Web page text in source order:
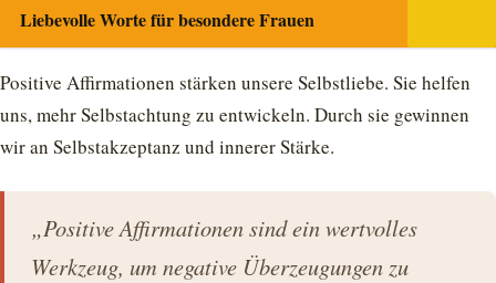
Liebevolle Worte für besondere Frauen
Positive Affirmationen stärken unsere Selbstliebe. Sie helfen
uns, mehr Selbstachtung zu entwickeln. Durch sie gewinnen
wir an Selbstakzeptanz und innerer Stärke.
„Positive Affirmationen sind ein wertvolles
Werkzeug, um negative Überzeugungen zu